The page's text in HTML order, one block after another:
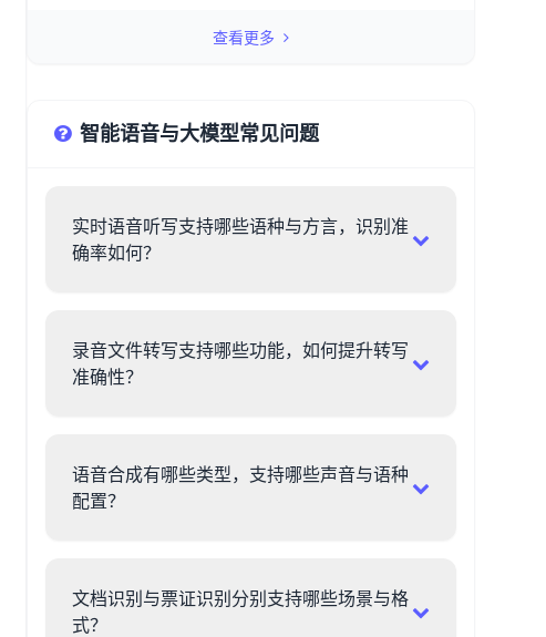
查看更多
智能语音与大模型常见问题
实时语音听写支持哪些语种与方言，识别准
确率如何？
录音文件转写支持哪些功能，如何提升转写
准确性？
语音合成有哪些类型，支持哪些声音与语种
配置？
文档识别与票证识别分别支持哪些场景与格
式？